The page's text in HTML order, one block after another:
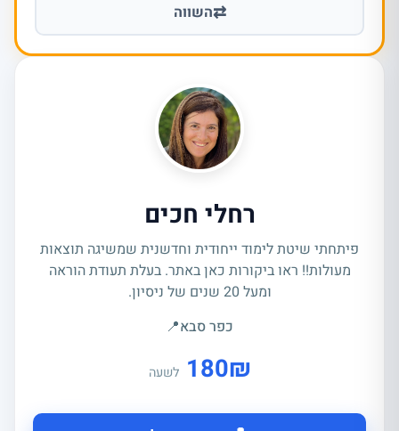
⇄השווה
רחלי חכים
פיתחתי שיטת לימוד ייחודית וחדשנית שמשיגה תוצאות
מעולות!! ראו ביקורות כאן באתר. בעלת תעודת הוראה
ומעל 20 שנים של ניסיון.
כפר סבא📍
₪
180 לשעה